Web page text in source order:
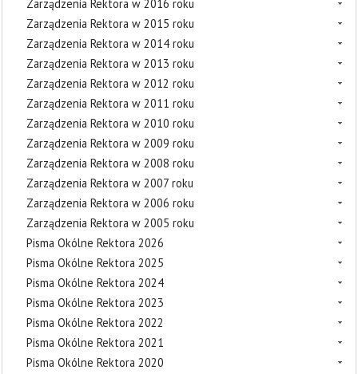
Zarządzenia Rektora w 2016 roku
Zarządzenia Rektora w 2015 roku
Zarządzenia Rektora w 2014 roku
Zarządzenia Rektora w 2013 roku
Zarządzenia Rektora w 2012 roku
Zarządzenia Rektora w 2011 roku
Zarządzenia Rektora w 2010 roku
Zarządzenia Rektora w 2009 roku
Zarządzenia Rektora w 2008 roku
Zarządzenia Rektora w 2007 roku
Zarządzenia Rektora w 2006 roku
Zarządzenia Rektora w 2005 roku
Pisma Okólne Rektora 2026
Pisma Okólne Rektora 2025
Pisma Okólne Rektora 2024
Pisma Okólne Rektora 2023
Pisma Okólne Rektora 2022
Pisma Okólne Rektora 2021
Pisma Okólne Rektora 2020